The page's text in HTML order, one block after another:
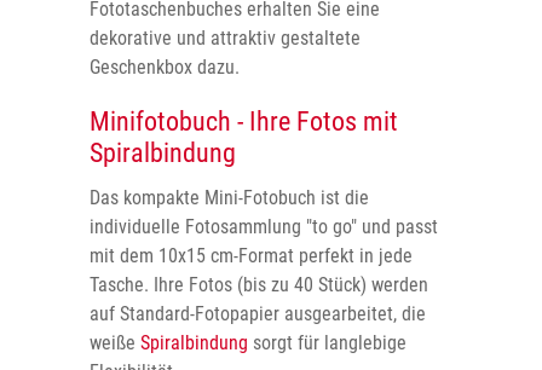
Fototaschenbuches erhalten Sie eine
dekorative und attraktiv gestaltete
Geschenkbox dazu.
Minifotobuch - Ihre Fotos mit
Spiralbindung
Das kompakte Mini-Fotobuch ist die
individuelle Fotosammlung "to go" und passt
mit dem 10x15 cm-Format perfekt in jede
Tasche. Ihre Fotos (bis zu 40 Stück) werden
auf Standard-Fotopapier ausgearbeitet, die
weiße Spiralbindung sorgt für langlebige